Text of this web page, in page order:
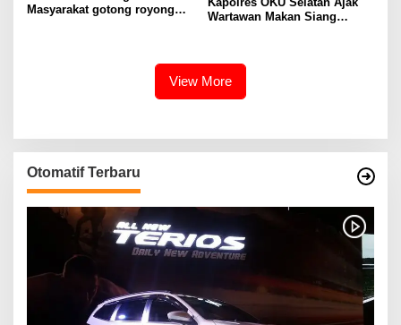
Masyarakat gotong royong
Wartawan Makan Siang
View More
Otomatif Terbaru